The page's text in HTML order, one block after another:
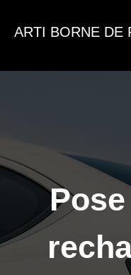
ARTI BORNE DE